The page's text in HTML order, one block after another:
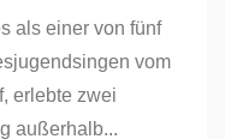
als einer von fünf
vom
erlebte zwei
außerhalb...